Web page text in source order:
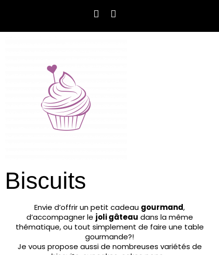
Biscuits
Envie d’offrir un petit cadeau gourmand,
d’accompagner le joli gâteau dans la même
thématique, ou tout simplement de faire une table
gourmande?!
Je vous propose aussi de nombreuses variétés de